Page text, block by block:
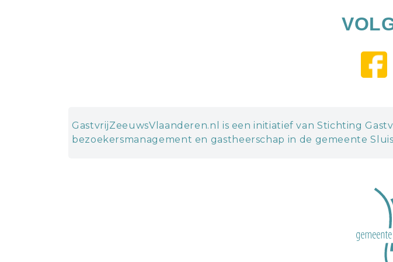
GastvrijZeeuwsVlaanderen.nl is een initiatief van Stichting
bezoekersmanagement en gastheerschap in de gemeente